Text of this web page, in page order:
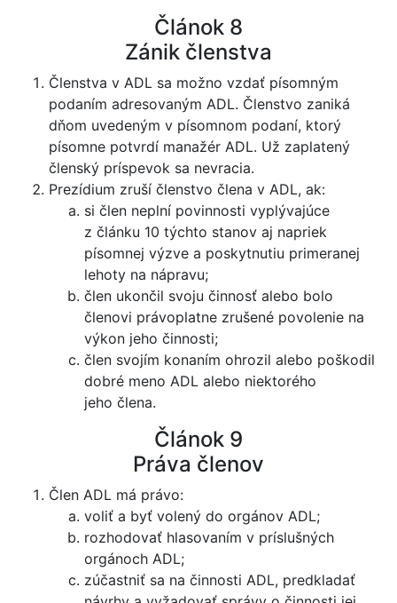
Článok 8
Zánik členstva
Členstva v ADL sa možno vzdať písomným
podaním adresovaným ADL. Členstvo zaniká
dňom uvedeným v písomnom podaní, ktorý
písomne potvrdí manažér ADL. Už zaplatený
členský príspevok sa nevracia.
Prezídium zruší členstvo člena v ADL, ak:
si člen neplní povinnosti vyplývajúce
z článku 10 týchto stanov aj napriek
písomnej výzve a poskytnutiu primeranej
lehoty na nápravu;
člen ukončil svoju činnosť alebo bolo
členovi právoplatne zrušené povolenie na
výkon jeho činnosti;
člen svojím konaním ohrozil alebo poškodil
dobré meno ADL alebo niektorého
jeho člena.
Článok 9
Práva členov
Člen ADL má právo:
voliť a byť volený do orgánov ADL;
rozhodovať hlasovaním v príslušných
orgánoch ADL;
zúčastniť sa na činnosti ADL, predkladať